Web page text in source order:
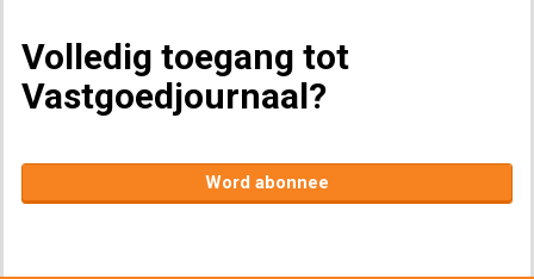
Volledig toegang tot
Vastgoedjournaal?
Word abonnee